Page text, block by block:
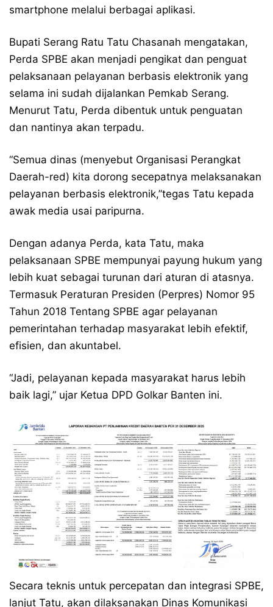
smartphone melalui berbagai aplikasi.
Bupati Serang Ratu Tatu Chasanah mengatakan,
Perda SPBE akan menjadi pengikat dan penguat
pelaksanaan pelayanan berbasis elektronik yang
selama ini sudah dijalankan Pemkab Serang.
Menurut Tatu, Perda dibentuk untuk penguatan
dan nantinya akan terpadu.
“Semua dinas (menyebut Organisasi Perangkat
Daerah-red) kita dorong secepatnya melaksanakan
pelayanan berbasis elektronik,”tegas Tatu kepada
awak media usai paripurna.
Dengan adanya Perda, kata Tatu, maka
pelaksanaan SPBE mempunyai payung hukum yang
lebih kuat sebagai turunan dari aturan di atasnya.
Termasuk Peraturan Presiden (Perpres) Nomor 95
Tahun 2018 Tentang SPBE agar pelayanan
pemerintahan terhadap masyarakat lebih efektif,
efisien, dan akuntabel.
“Jadi, pelayanan kepada masyarakat harus lebih
baik lagi,” ujar Ketua DPD Golkar Banten ini.
Secara teknis untuk percepatan dan integrasi SPBE,
lanjut Tatu, akan dilaksanakan Dinas Komunikasi